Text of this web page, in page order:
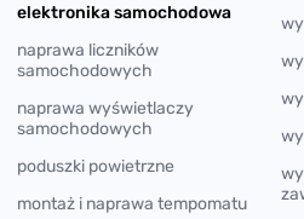
elektronika samochodowa
naprawa liczników
samochodowych
naprawa wyświetlaczy
samochodowych
poduszki powietrzne
montaż i naprawa tempomatu